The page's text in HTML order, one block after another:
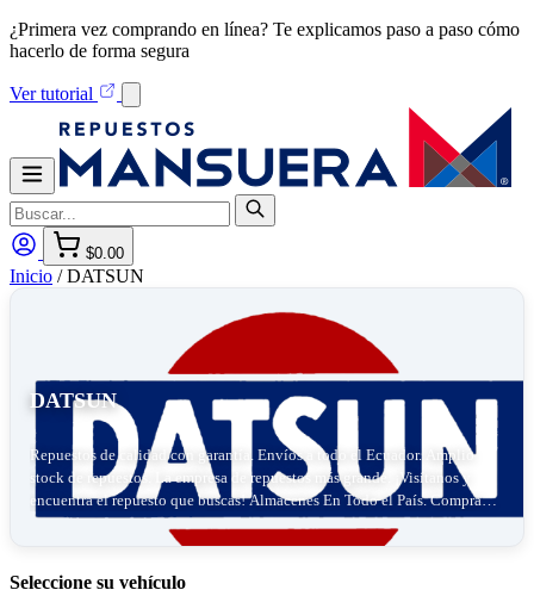
¿Primera vez comprando en línea? Te explicamos paso a paso cómo
hacerlo de forma segura
Ver tutorial
$0.00
Inicio / DATSUN
DATSUN
Repuestos de calidad con garantía. Envíos a todo el Ecuador. Amplio
stock de repuestos. La empresa de repuestos más grande. ¡Visítanos y
encuentra el repuesto que buscas! Almacenes En Todo el País. Compra
Repuestos 24/7. Repuestos Originales.
Seleccione su vehículo